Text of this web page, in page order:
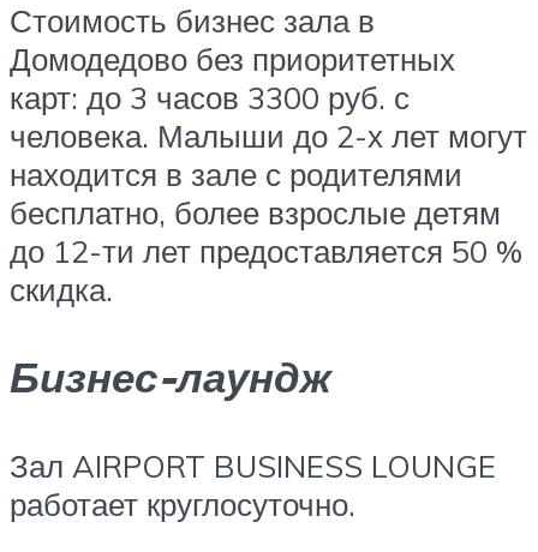
Стоимость бизнес зала в
Домодедово без приоритетных
карт: до 3 часов 3300 руб. с
человека. Малыши до 2-х лет могут
находится в зале с родителями
бесплатно, более взрослые детям
до 12-ти лет предоставляется 50 %
скидка.
Бизнес-лаундж
Зал AIRPORT BUSINESS LOUNGE
работает круглосуточно.